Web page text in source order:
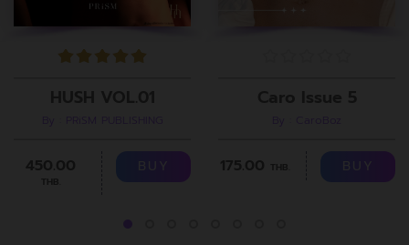
BUY BUY